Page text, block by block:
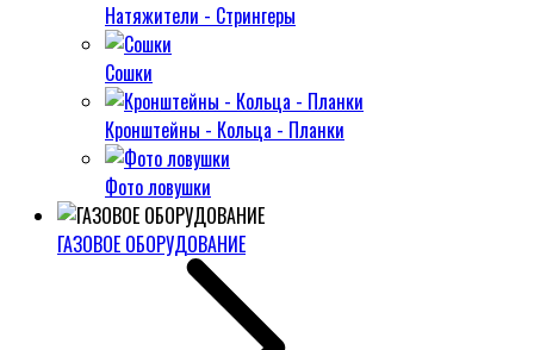
Натяжители - Стрингеры
Сошки
Кронштейны - Кольца - Планки
Фото ловушки
ГАЗОВОЕ ОБОРУДОВАНИЕ